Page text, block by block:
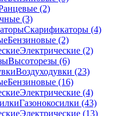
(2)
(3)
Скарификаторы (4)
Бензиновые (2)
Электрические (2)
Высоторезы (6)
Воздуходувки (23)
Бензиновые (16)
Электрические (4)
Газонокосилки (43)
Электрические (13)